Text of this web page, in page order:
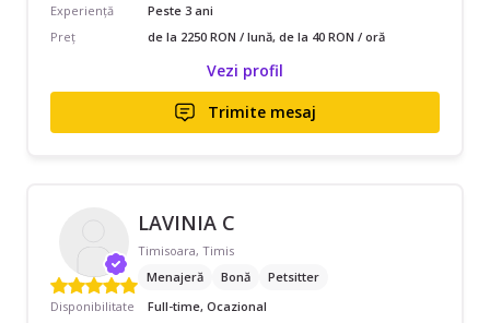
Experiență
Peste 3 ani
Preț
de la 2250 RON / lună, de la 40 RON / oră
Vezi profil
Trimite mesaj
LAVINIA C
Timisoara, Timis
Menajeră
Bonă
Petsitter
Disponibilitate
Full-time, Ocazional